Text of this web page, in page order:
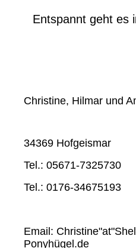
Entspannt geht es
Christine, Hilmar und
34369 Hofgeismar
Tel.: 05671-7325730
Tel.: 0176-34675193
Email:
Ponyhügel.de